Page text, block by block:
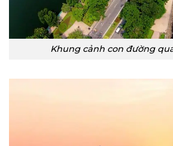
Khung cảnh con đường